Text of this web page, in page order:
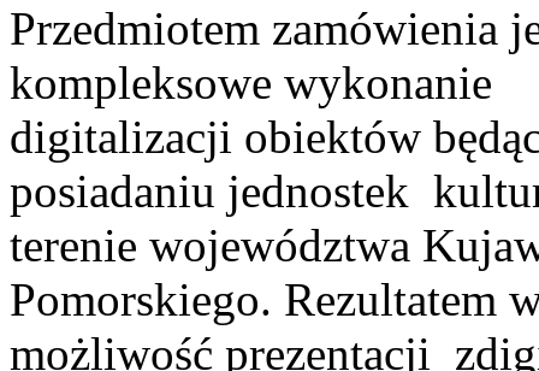
Przedmiotem zamówienia
kompleksowe wykonanie
digitalizacji obiektów
posiadaniu jednostek
terenie województwa
Pomorskiego. Rezultatem
możliwość prezentacji